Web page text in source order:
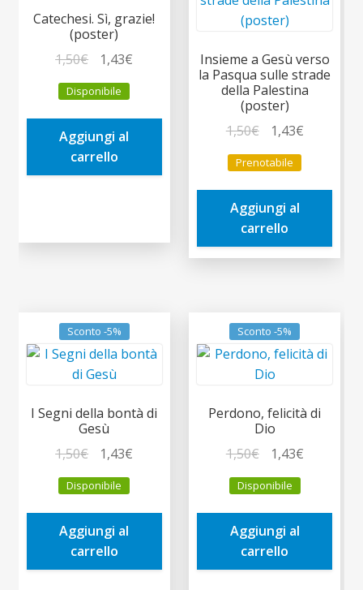
Catechesi. Sì, grazie!
(poster)
1,50€
prezzo
originale
era:
1,50€.
1,43€
è:
Disponibile
Aggiungi al
carrello
Insieme a Gesù verso
la Pasqua sulle strade
della Palestina
(poster)
1,50€
prezzo
originale
era:
1,50€.
1,43€Il
è:
Prenotabile
Aggiungi al
carrello
Sconto -5%
I Segni della bontà di
Gesù
1,50€
prezzo
originale
era:
1,50€.
1,43€
è:
Disponibile
Aggiungi al
carrello
Sconto -5%
Perdono, felicità di
Dio
1,50€
prezzo
originale
era:
1,50€.
1,43€Il
è:
Disponibile
Aggiungi al
carrello